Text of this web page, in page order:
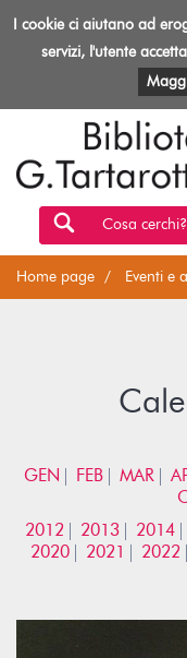
Biblioteca
Rovereto
EVENTI E
Cosa cerchi?
Home page Eventi e
GEN FEB MAR
2012
2013 2014
2020
2021 2022
I cookie ci aiutano ad
servizi, l'utente